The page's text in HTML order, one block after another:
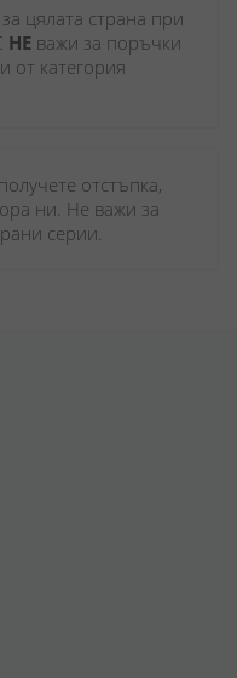
цялата страна при
НЕ важи за поръчки
от категория
отстъпка,
ни. Не важи за
серии.